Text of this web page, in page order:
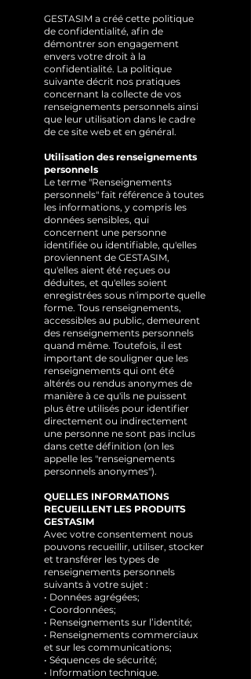
GESTASIM a créé cette politique
de confidentialité, afin de
démontrer son engagement
envers votre droit à la
confidentialité. La politique
suivante décrit nos pratiques
concernant la collecte de vos
renseignements personnels ainsi
que leur utilisation dans le cadre
de ce site web et en général.
Utilisation des renseignements
personnels
Le terme "Renseignements
personnels" fait référence à toutes
les informations, y compris les
données sensibles, qui
concernent une personne
identifiée ou identifiable, qu'elles
proviennent de GESTASIM,
qu'elles aient été reçues ou
déduites, et qu'elles soient
enregistrées sous n'importe quelle
forme. Tous renseignements,
accessibles au public, demeurent
des renseignements personnels
quand même. Toutefois, il est
important de souligner que les
renseignements qui ont été
altérés ou rendus anonymes de
manière à ce qu'ils ne puissent
plus être utilisés pour identifier
directement ou indirectement
une personne ne sont pas inclus
dans cette définition (on les
appelle les "renseignements
personnels anonymes").
QUELLES INFORMATIONS
RECUEILLENT LES PRODUITS
GESTASIM
Avec votre consentement nous
pouvons recueillir, utiliser, stocker
et transférer les types de
renseignements personnels
suivants à votre sujet :
• Données agrégées;
• Coordonnées;
• Renseignements sur l’identité;
• Renseignements commerciaux
et sur les communications;
• Séquences de sécurité;
• Information technique.